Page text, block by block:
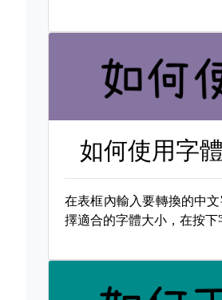
如何使用字
在表框內輸入要轉換的中
擇適合的字體大小，在按下